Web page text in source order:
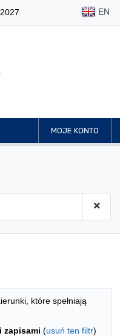
EN
MOJE KONTO
alfabetyczny
które spełniają
zapisami (usuń ten filtr)